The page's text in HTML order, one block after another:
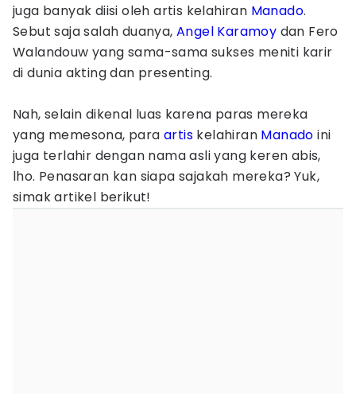
juga banyak diisi oleh artis kelahiran Manado.
Sebut saja salah duanya, Angel Karamoy dan Fero
Walandouw yang sama-sama sukses meniti karir
di dunia akting dan presenting.
Nah, selain dikenal luas karena paras mereka
yang memesona, para artis kelahiran Manado ini
juga terlahir dengan nama asli yang keren abis,
lho. Penasaran kan siapa sajakah mereka? Yuk,
simak artikel berikut!